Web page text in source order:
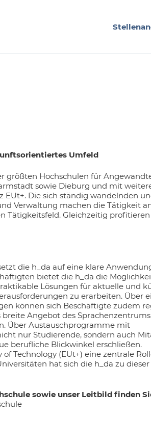
Umfeld
größten Hochschulen für
sowie Dieburg und mit
EUt+. Die sich ständig wandelnden
Verwaltung machen die Tätigkeit
Tätigkeitsfeld. Gleichzeitig profitieren
die h_da auf eine klare
bietet die h_da die
Lösungen für aktuelle und
zu erarbeiten. Über
können sich Beschäftigte zudem
Angebot des
Über Austauschprogramme mit
nur Studierende, sondern auch
berufliche Blickwinkel erschließen.
Technology (EUt+) eine zentrale
hat sich die h_da zu dieser
sowie unser Leitbild finden